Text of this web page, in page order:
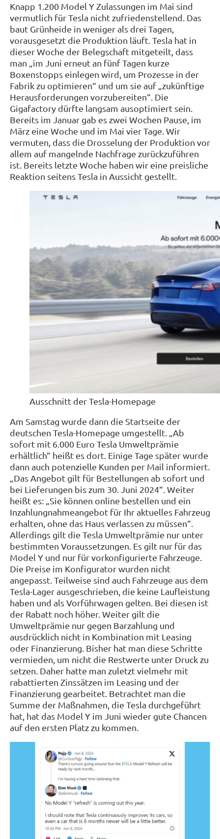
Knapp 1.200 Model Y Zulassungen im Mai sind
vermutlich für Tesla nicht zufriedenstellend. Das
baut Grünheide in weniger als drei Tagen,
vorausgesetzt die Produktion läuft. Tesla hat in
dieser Woche der Belegschaft mitgeteilt, dass
man „im Juni erneut an fünf Tagen kurze
Boxenstopps einlegen wird, um Prozesse in der
Fabrik zu optimieren“ und um sie auf „zukünftige
Herausforderungen vorzubereiten“. Die
Gigafactory dürfte langsam ausoptimiert sein.
Bereits im Januar gab es zwei Wochen Pause, im
März eine Woche und im Mai vier Tage. Wir
vermuten, dass die Drosselung der Produktion vor
allem auf mangelnde Nachfrage zurückzuführen
ist. Bereits letzte Woche haben wir eine preisliche
Reaktion seitens Tesla in Aussicht gestellt.
Ausschnitt der Tesla-Homepage
Am Samstag wurde dann die Startseite der
deutschen Tesla-Homepage umgestellt. „Ab
sofort mit 6.000 Euro Tesla Umweltprämie
erhältlich“ heißt es dort. Einige Tage später wurde
dann auch potenzielle Kunden per Mail informiert.
„Das Angebot gilt für Bestellungen ab sofort und
bei Lieferungen bis zum 30. Juni 2024“. Weiter
heißt es: „Sie können online bestellen und ein
Inzahlungnahmeangebot für Ihr aktuelles Fahrzeug
erhalten, ohne das Haus verlassen zu müssen“.
Allerdings gilt die Tesla Umweltprämie nur unter
bestimmten Voraussetzungen. Es gilt nur für das
Model Y und nur für vorkonfigurierte Fahrzeuge.
Die Preise im Konfigurator wurden nicht
angepasst. Teilweise sind auch Fahrzeuge aus dem
Tesla-Lager ausgeschrieben, die keine Laufleistung
haben und als Vorführwagen gelten. Bei diesen ist
der Rabatt noch höher. Weiter gilt die
Umweltprämie nur gegen Barzahlung und
ausdrücklich nicht in Kombination mit Leasing
oder Finanzierung. Bisher hat man diese Schritte
vermieden, um nicht die Restwerte unter Druck zu
setzen. Daher hatte man zuletzt vielmehr mit
rabattierten Zinssätzen im Leasing und der
Finanzierung gearbeitet. Betrachtet man die
Summe der Maßnahmen, die Tesla durchgeführt
hat, hat das Model Y im Juni wieder gute Chancen
auf den ersten Platz zu kommen.